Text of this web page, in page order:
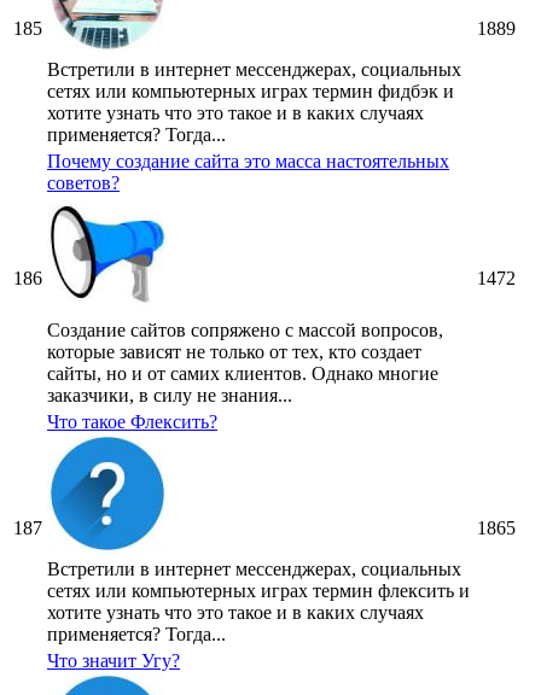
185
Встретили в интернет мессенджерах, социальных
сетях или компьютерных играх термин фидбэк и
хотите узнать что это такое и в каких случаях
применяется? Тогда...
1889
186
Почему создание сайта это масса настоятельных
советов?
Создание сайтов сопряжено с массой вопросов,
которые зависят не только от тех, кто создает
сайты, но и от самих клиентов. Однако многие
заказчики, в силу не знания...
1472
187
Что такое Флексить?
Встретили в интернет мессенджерах, социальных
сетях или компьютерных играх термин флексить и
хотите узнать что это такое и в каких случаях
применяется? Тогда...
1865
Что значит Угу?